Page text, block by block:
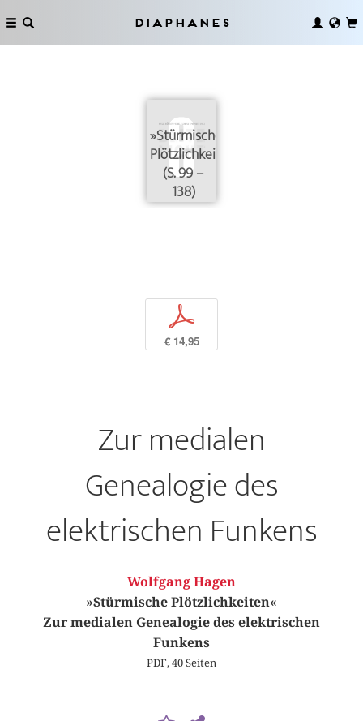
Diaphanes
»Stürmische
Plötzlichkeiten«
(S. 99 –
138)
p
€ 14,95
Zur medialen
Genealogie des
elektrischen Funkens
Wolfgang Hagen
»Stürmische Plötzlichkeiten«
Zur medialen Genealogie des elektrischen
Funkens
PDF, 40 Seiten